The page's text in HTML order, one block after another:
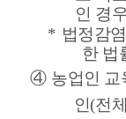
인 경
* 법정감
한 법
④ 농업인 교
인(전